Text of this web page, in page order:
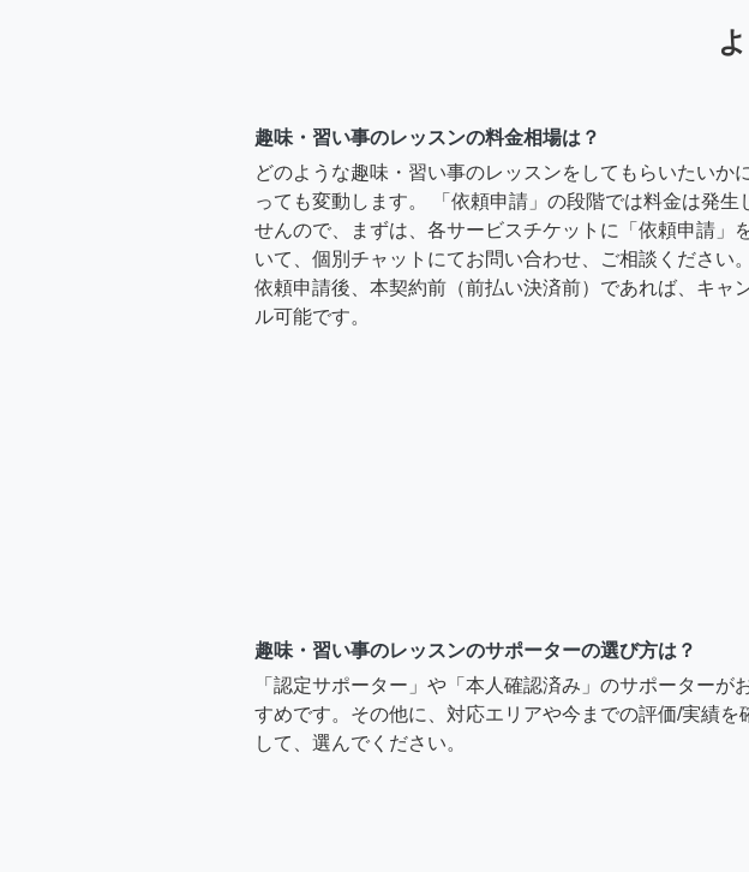
趣味・習い事のレッスンの料金相場は？
どのような趣味・習い事のレッスンをしてもらいたいか
っても変動します。 「依頼申請」の段階では料金は発生
せんので、まずは、各サービスチケットに「依頼申請」
いて、個別チャットにてお問い合わせ、ご相談ください
依頼申請後、本契約前（前払い決済前）であれば、キャ
ル可能です。
趣味・習い事のレッスンのサポーターの選び方は？
「認定サポーター」や「本人確認済み」のサポーターが
すめです。その他に、対応エリアや今までの評価/実績を
して、選んでください。